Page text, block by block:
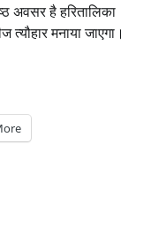
अवसर है हरितालिका
मनाया जाएगा।